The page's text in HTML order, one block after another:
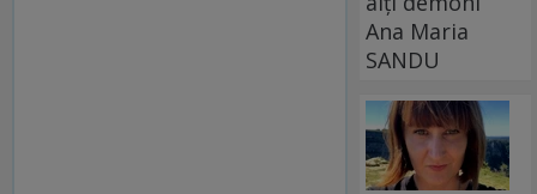
Ana Maria
SANDU